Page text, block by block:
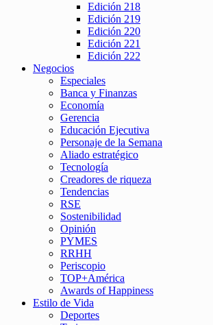
Edición 218
Edición 219
Edición 220
Edición 221
Edición 222
Negocios
Especiales
Banca y Finanzas
Economía
Gerencia
Educación Ejecutiva
Personaje de la Semana
Aliado estratégico
Tecnología
Creadores de riqueza
Tendencias
RSE
Sostenibilidad
Opinión
PYMES
RRHH
Periscopio
TOP+América
Awards of Happiness
Estilo de Vida
Deportes